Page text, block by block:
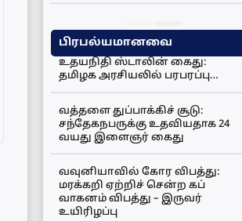
பிரபல்யமானவை
உதயநிதி ஸ்டாலின் கைது:
தமிழக அரசியலில் பரபரப்பு…
வத்தளை துப்பாக்கிச் சூடு:
சந்தேகநபருக்கு உதவியதாக 24
வயது இளைஞர் கைது
வவுனியாவில் கோர விபத்து:
மரக்கறி ஏற்றிச் சென்ற கப்
வாகனம் விபத்து – இருவர்
உயிரிழப்பு